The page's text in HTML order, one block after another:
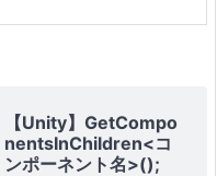
【Unity】GetCompo
nentsInChildren<コ
ンポーネント名>();